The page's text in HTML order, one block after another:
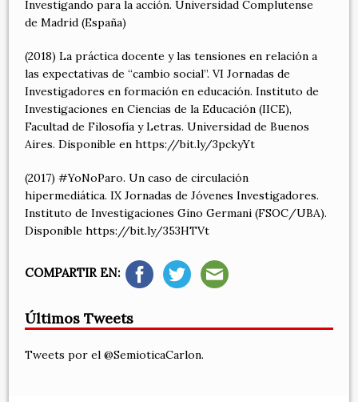
Investigando para la acción. Universidad Complutense
de Madrid (España)
(2018) La práctica docente y las tensiones en relación a
las expectativas de “cambio social”. VI Jornadas de
Investigadores en formación en educación. Instituto de
Investigaciones en Ciencias de la Educación (IICE),
Facultad de Filosofía y Letras. Universidad de Buenos
Aires. Disponible en https://bit.ly/3pckyYt
(2017) #YoNoParo. Un caso de circulación
hipermediática. IX Jornadas de Jóvenes Investigadores.
Instituto de Investigaciones Gino Germani (FSOC/UBA).
Disponible https://bit.ly/353HTVt
COMPARTIR EN:
Últimos Tweets
Tweets por el @SemioticaCarlon.